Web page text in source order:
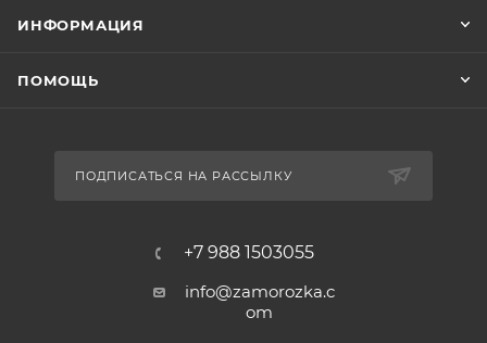
ИНФОРМАЦИЯ
ПОМОЩЬ
ПОДПИСАТЬСЯ НА РАССЫЛКУ
+7 988 1503055
info@zamorozka.c
om